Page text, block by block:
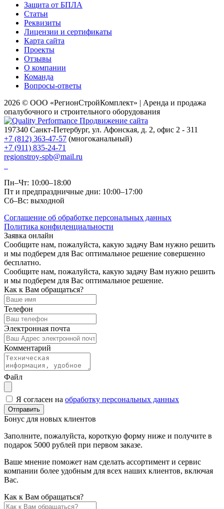
Защита от БПЛА
Статьи
Реквизиты
Лицензии и сертификаты
Карта сайта
Проекты
Отзывы
О компании
Команда
Вопросы-ответы
2026 © ООО «РегионСтройКомплект» | Аренда и продажа
опалубочного и строительного оборудования
Продвижение сайта
197340 Санкт-Петербург, ул. Афонская, д. 2, офис 2 - 311
+7 (812) 363-47-57 (многоканальный)
+7 (911) 835-24-71
regionstroy-spb@mail.ru
Пн–Чт: 10:00–18:00
Пт и предпраздничные дни: 10:00–17:00
Сб–Вс: выходной
Соглашение об обработке персональных данных
Политика конфиденциальности
Заявка онлайн
Сообщите нам, пожалуйста, какую задачу Вам нужно решить
и мы подберем для Вас оптимальное решение совершенно
бесплатно.
Сообщите нам, пожалуйста, какую задачу Вам нужно решить
и мы подберем для Вас оптимальное решение.
Как к Вам обращаться?
Телефон
Электронная почта
Комментарий
Файл
Я согласен на обработку персональных данных
Отправить
Бонус для новых клиентов
Заполните, пожалуйста, короткую форму ниже и получите в
подарок 5000 рублей при первом заказе.
Ваше мнение поможет нам сделать ассортимент и сервис
компании более удобным для всех наших клиентов, включая
Вас.
Как к Вам обращаться?